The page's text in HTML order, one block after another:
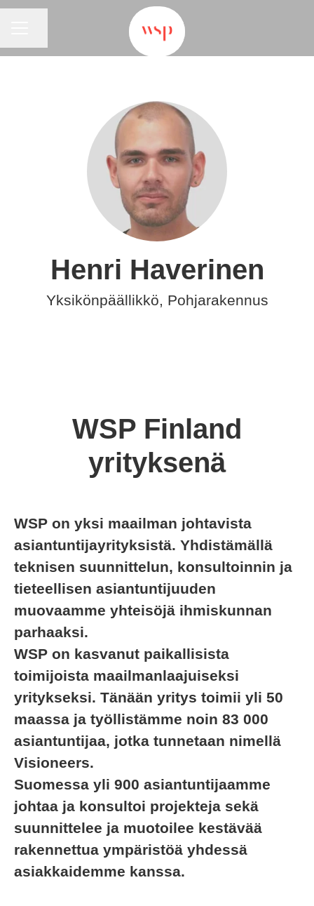
Henri Haverinen
Yksikönpäällikkö, Pohjarakennus
WSP Finland
yrityksenä
WSP on yksi maailman johtavista
asiantuntijayrityksistä. Yhdistämällä
teknisen suunnittelun, konsultoinnin ja
tieteellisen asiantuntijuuden
muovaamme yhteisöjä ihmiskunnan
parhaaksi.
WSP on kasvanut paikallisista
toimijoista maailmanlaajuiseksi
yritykseksi. Tänään yritys toimii yli 50
maassa ja työllistämme noin 83 000
asiantuntijaa, jotka tunnetaan nimellä
Visioneers.
Suomessa yli 900 asiantuntijaamme
johtaa ja konsultoi projekteja sekä
suunnittelee ja muotoilee kestävää
rakennettua ympäristöä yhdessä
asiakkaidemme kanssa.